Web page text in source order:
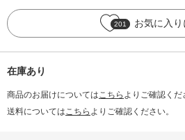
201 お気に入
在庫あり
商品のお届けについては こちら よりご確認くだ
送料については こちら よりご確認ください。